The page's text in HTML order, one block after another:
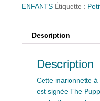
ENFANTS Étiquette :
Description
Description
Cette marionnette
est signée The